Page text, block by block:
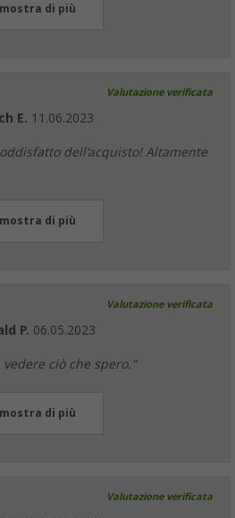
mostra di più
Valutazione verificata
E. 11.06.2023
dell'acquisto! Altamente
mostra di più
Valutazione verificata
P. 06.05.2023
ciò che spero."
mostra di più
Valutazione verificata